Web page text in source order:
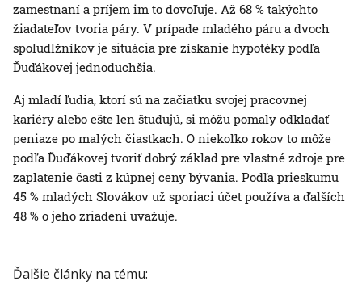
zamestnaní a príjem im to dovoľuje. Až 68 % takýchto
žiadateľov tvoria páry. V prípade mladého páru a dvoch
spoludlžníkov je situácia pre získanie hypotéky podľa
Ďuďákovej jednoduchšia.
Aj mladí ľudia, ktorí sú na začiatku svojej pracovnej
kariéry alebo ešte len študujú, si môžu pomaly odkladať
peniaze po malých čiastkach. O niekoľko rokov to môže
podľa Ďuďákovej tvoriť dobrý základ pre vlastné zdroje pre
zaplatenie časti z kúpnej ceny bývania. Podľa prieskumu
45 % mladých Slovákov už sporiaci účet používa a ďalších
48 % o jeho zriadení uvažuje.
Ďalšie články na tému: